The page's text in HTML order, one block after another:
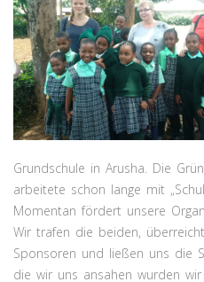
Grundschule in Arusha. Die
arbeitete schon lange mit
Momentan fördert unsere
Wir trafen die beiden,
Sponsoren und ließen uns die
die wir uns ansahen wurden